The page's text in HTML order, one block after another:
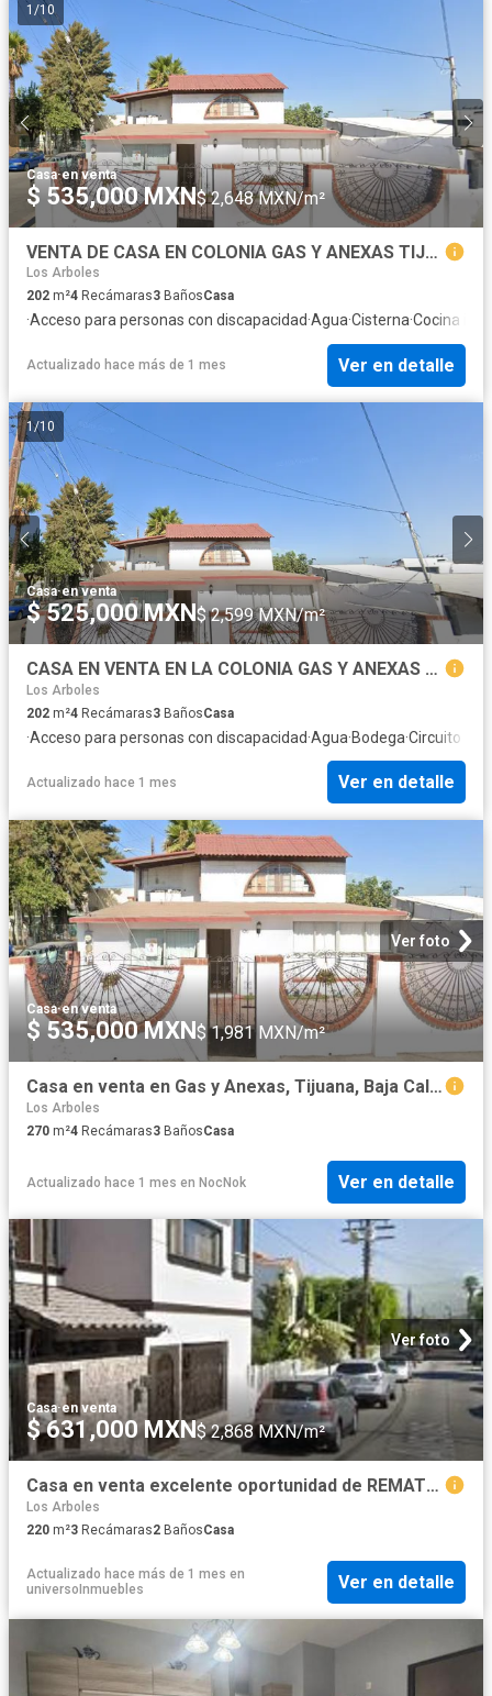
1 /10
Casa·en venta
$ 535,000 MXN$ 2,648 MXN/m²
VENTA DE CASA EN COLONIA GAS Y ANEXAS TIJUANA
Los Arboles
202 m²4 Recámaras3 BañosCasa
·Acceso para personas con discapacidad·Agua·Cisterna·Cocina
Actualizado hace más de 1 mes Ver en detalle
1/10
Casa·en venta
$ 525,000 MXN$ 2,599 MXN/m²
CASA EN VENTA EN LA COLONIA GAS Y ANEXAS EN TIJUANA EN BAJA CALIFORNIA
Los Arboles
202 m²4 Recámaras3 BañosCasa
·Acceso para personas con discapacidad·Agua·Bodega·Circuito
Actualizado hace 1 mes Ver en detalle
Ver foto
Casa·en venta
$ 535,000 MXN$ 1,981 MXN/m²
Casa en venta en Gas y Anexas, Tijuana, Baja California
Los Arboles
270 m²4 Recámaras3 BañosCasa
Actualizado hace 1 mes en NocNok Ver en detalle
Ver foto
Casa·en venta
$ 631,000 MXN$ 2,868 MXN/m²
Casa en venta excelente oportunidad de REMATE BANCARIO
Los Arboles
220 m²3 Recámaras2 BañosCasa
Actualizado hace más de 1 mes en
universoInmuebles
Ver en detalle